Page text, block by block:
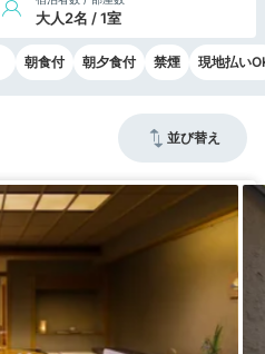
大人2名 / 1室
朝食付 朝夕食付 禁煙 現地払い
並び替え